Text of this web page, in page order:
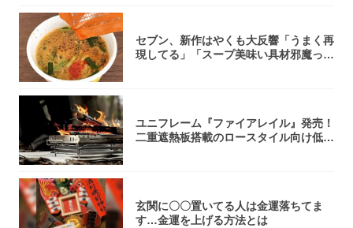
セブン、新作はやくも大反響「うまく再
現してる」「スープ美味い具材邪魔って
ユニフレーム『ファイアレイル』発売！
二重遮熱板搭載のロースタイル向け低型
玄関に〇〇置いてる人は金運落ちてま
す…金運を上げる方法とは